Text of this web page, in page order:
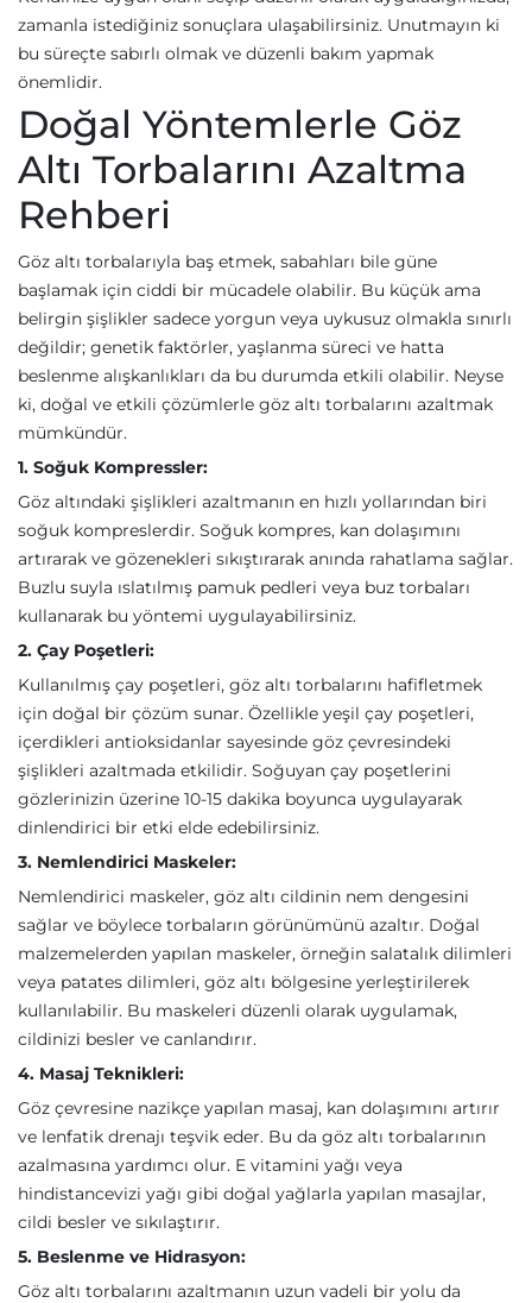
zamanla istediğiniz sonuçlara ulaşabilirsiniz. Unutmayın ki
bu süreçte sabırlı olmak ve düzenli bakım yapmak
önemlidir.
Doğal Yöntemlerle Göz
Altı Torbalarını Azaltma
Rehberi
Göz altı torbalarıyla baş etmek, sabahları bile güne
başlamak için ciddi bir mücadele olabilir. Bu küçük ama
belirgin şişlikler sadece yorgun veya uykusuz olmakla sınırlı
değildir; genetik faktörler, yaşlanma süreci ve hatta
beslenme alışkanlıkları da bu durumda etkili olabilir. Neyse
ki, doğal ve etkili çözümlerle göz altı torbalarını azaltmak
mümkündür.
1. Soğuk Kompressler:
Göz altındaki şişlikleri azaltmanın en hızlı yollarından biri
soğuk kompreslerdir. Soğuk kompres, kan dolaşımını
artırarak ve gözenekleri sıkıştırarak anında rahatlama sağlar.
Buzlu suyla ıslatılmış pamuk pedleri veya buz torbaları
kullanarak bu yöntemi uygulayabilirsiniz.
2. Çay Poşetleri:
Kullanılmış çay poşetleri, göz altı torbalarını hafifletmek
için doğal bir çözüm sunar. Özellikle yeşil çay poşetleri,
içerdikleri antioksidanlar sayesinde göz çevresindeki
şişlikleri azaltmada etkilidir. Soğuyan çay poşetlerini
gözlerinizin üzerine 10-15 dakika boyunca uygulayarak
dinlendirici bir etki elde edebilirsiniz.
3. Nemlendirici Maskeler:
Nemlendirici maskeler, göz altı cildinin nem dengesini
sağlar ve böylece torbaların görünümünü azaltır. Doğal
malzemelerden yapılan maskeler, örneğin salatalık dilimleri
veya patates dilimleri, göz altı bölgesine yerleştirilerek
kullanılabilir. Bu maskeleri düzenli olarak uygulamak,
cildinizi besler ve canlandırır.
4. Masaj Teknikleri:
Göz çevresine nazikçe yapılan masaj, kan dolaşımını artırır
ve lenfatik drenajı teşvik eder. Bu da göz altı torbalarının
azalmasına yardımcı olur. E vitamini yağı veya
hindistancevizi yağı gibi doğal yağlarla yapılan masajlar,
cildi besler ve sıkılaştırır.
5. Beslenme ve Hidrasyon:
Göz altı torbalarını azaltmanın uzun vadeli bir yolu da